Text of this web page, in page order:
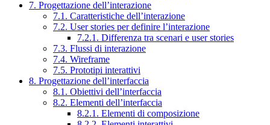
7. Progettazione dell’interazione
7.1. Caratteristiche dell’interazione
7.2. User stories per definire l’interazione
7.2.1. Differenza tra scenari e user stories
7.3. Flussi di interazione
7.4. Wireframe
7.5. Prototipi interattivi
8. Progettazione dell’interfaccia
8.1. Obiettivi dell’interfaccia
8.2. Elementi dell’interfaccia
8.2.1. Elementi di composizione